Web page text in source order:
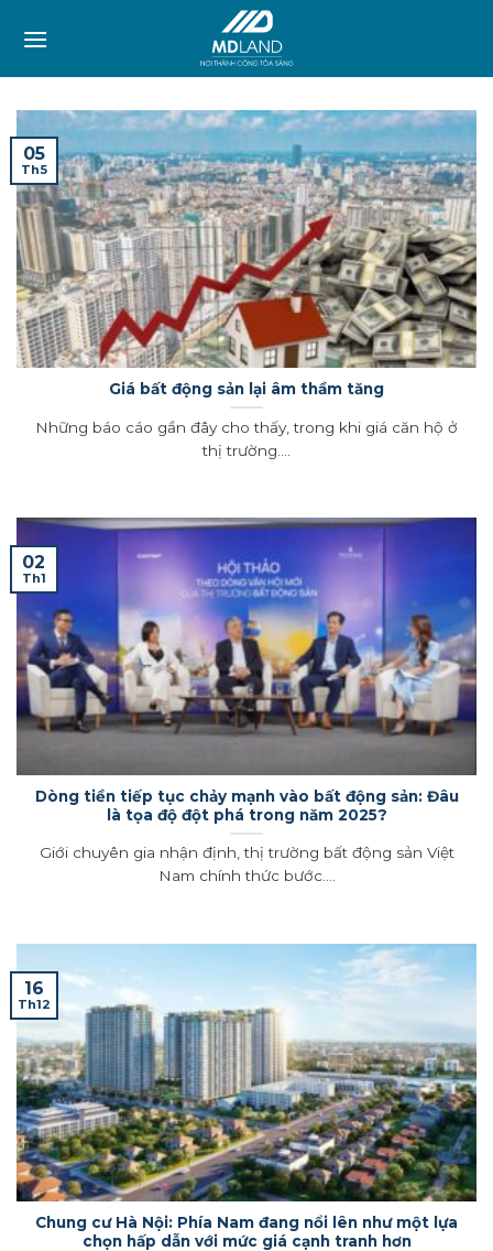
Giá bất động sản lại âm thầm tăng
Những báo cáo gần đây cho thấy, trong khi giá căn hộ ở
thị trường....
05
Th5
Dòng tiền tiếp tục chảy mạnh vào bất động sản: Đâu
là tọa độ đột phá trong năm 2025?
Giới chuyên gia nhận định, thị trường bất động sản Việt
Nam chính thức bước....
02
Th1
Chung cư Hà Nội: Phía Nam đang nổi lên như một lựa
chọn hấp dẫn với mức giá cạnh tranh hơn
16
Th12